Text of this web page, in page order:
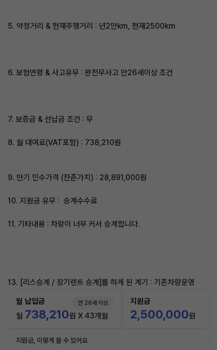
5. 약정거리 & 현재주행거리 : 년2만km, 현재2500km
6. 보험연령 & 사고유무 : 완전무사고 만26세이상 조건
7. 보증금 & 선납금 조건 : 무​
8. 월 대여료(VAT포함) : 738,210원
9. 만기 인수가격 (잔존가치) : 28,891,000원
​10. 지원금 유무 : 승계수수료
11. 기타내용 : 차랑이 너무 커서 승계합니다.
13. [리스승계 / 장기렌트 승계]를 하게 된 계기 : 기존차량운영
월 납입금 만 26세 이상
월 738,210원 X 43개월
지원금
2,500,000원
지원금, 이렇게 쓸 수 있어요